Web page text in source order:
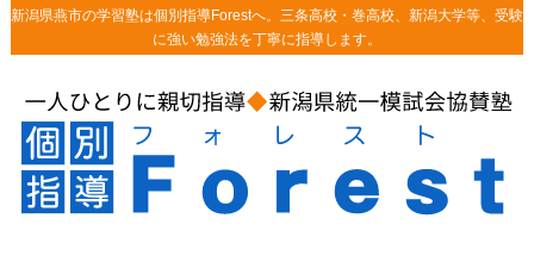
新潟県燕市の学習塾は個別指導Forestへ。三条高校・巻高校、新潟大学等、受験
に強い勉強法を丁寧に指導します。